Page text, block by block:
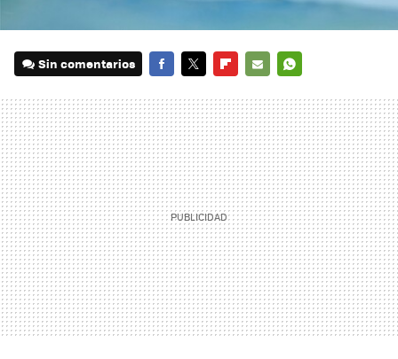
Sin comentarios
MAIL